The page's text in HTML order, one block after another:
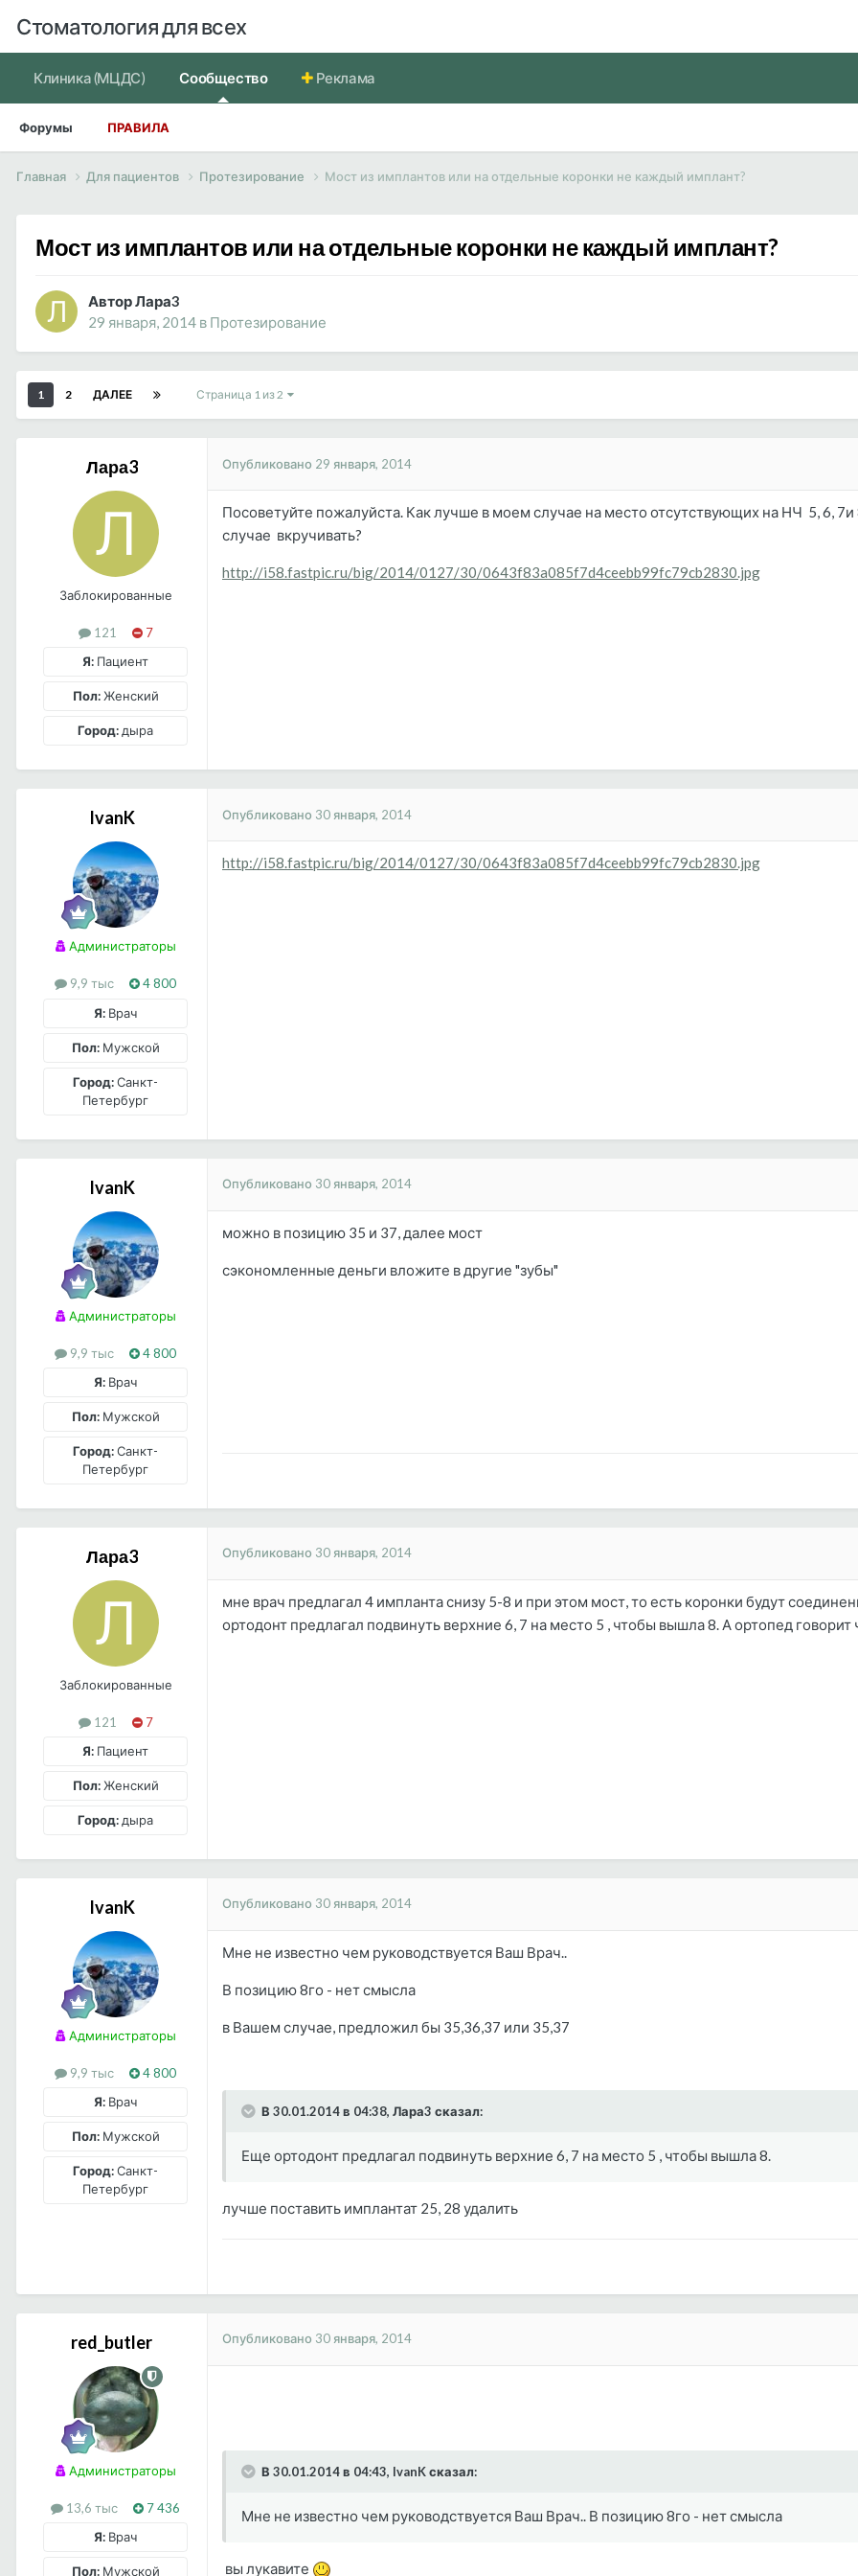
Стоматология для всех
Клиника (МЦДС) Сообщество
Форумы ПРАВИЛА
Реклама
Главная Для пациентов Протезирование Мост из имплантов или на отдельные коронки не каждый имплант?
Мост из имплантов или на отдельные коронки не каждый имплант?
Автор Лара3
29 января, 2014 в Протезирование
1 2 ДАЛЕЕ Страница 1 из 2
Лара3
Заблокированные
121
7
Я: Пациент
Пол:Женский
Город:дыра
Опубликовано 29 января, 2014
Посоветуйте пожалуйста. Как лучше в моем случае на место отсутствующих на НЧ 5, 6,
случае вкручивать?
http://i58.fastpic.ru/big/2014/0127/30/0643f83a085f7d4ceebb99fc79cb2830.jpg
IvanK
Администраторы
9,9 тыс
4 800
Я: Врач
Пол:Мужской
Город:Санкт-
Петербург
Опубликовано 30 января, 2014
http://i58.fastpic.ru/big/2014/0127/30/0643f83a085f7d4ceebb99fc79cb2830.jpg
IvanK
Администраторы
9,9 тыс
4 800
Я: Врач
Пол:Мужской
Город:Санкт-
Петербург
Опубликовано 30 января, 2014
можно в позицию 35 и 37, далее мост
сэкономленные деньги вложите в другие "зубы"
Лара3
Заблокированные
121
7
Я: Пациент
Пол:Женский
Город: дыра
Опубликовано 30 января, 2014
мне врач предлагал 4 импланта снизу 5-8 и при этом мост, то есть коронки будут
ортодонт предлагал подвинуть верхние 6, 7 на место 5 , чтобы вышла 8. А ортопед
IvanK
Администраторы
9,9 тыс
4 800
Я: Врач
Пол:Мужской
Город:Санкт-
Петербург
Опубликовано 30 января, 2014
Мне не известно чем руководствуется Ваш Врач..
В позицию 8го - нет смысла
в Вашем случае, предложил бы 35,36,37 или 35,37
В 30.01.2014 в 04:38, Лара3 сказал:
Еще ортодонт предлагал подвинуть верхние 6, 7 на место 5 , чтобы вышла 8.
лучше поставить имплантат 25, 28 удалить
red_butler
Администраторы
13,6 тыс
7 436
Я: Врач
Пол:Мужской
Опубликовано 30 января, 2014
В 30.01.2014 в 04:43, IvanK сказал:
Мне не известно чем руководствуется Ваш Врач.. В позицию 8го - нет смысла
вы лукавите